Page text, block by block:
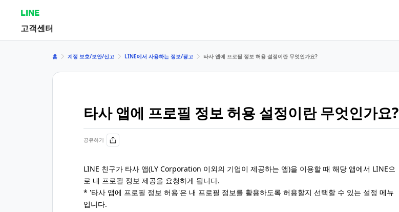
LINE
고객센터
홈 계정 보호/보안/신고 LINE에서 사용하는 정보/광고 타사 앱에 프로필 정보 허용 설정이란 무엇인가요?
타사 앱에 프로필 정보 허용 설정이란 무엇인가요?
공유하기
LINE 친구가 타사 앱(LY Corporation 이외의 기업이 제공하는 앱)을 이용할 때 해당 앱에서 LINE으
로 내 프로필 정보 제공을 요청하게 됩니다.
* '타사 앱에 프로필 정보 허용'은 내 프로필 정보를 활용하도록 허용할지 선택할 수 있는 설정 메뉴
입니다.